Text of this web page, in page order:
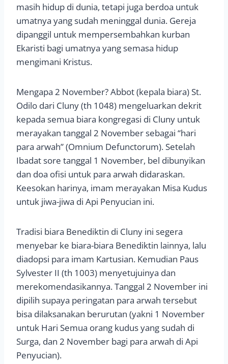
masih hidup di dunia, tetapi juga berdoa untuk
umatnya yang sudah meninggal dunia. Gereja
dipanggil untuk mempersembahkan kurban
Ekaristi bagi umatnya yang semasa hidup
mengimani Kristus.
Mengapa 2 November? Abbot (kepala biara) St.
Odilo dari Cluny (th 1048) mengeluarkan dekrit
kepada semua biara kongregasi di Cluny untuk
merayakan tanggal 2 November sebagai “hari
para arwah” (Omnium Defunctorum). Setelah
Ibadat sore tanggal 1 November, bel dibunyikan
dan doa ofisi untuk para arwah didaraskan.
Keesokan harinya, imam merayakan Misa Kudus
untuk jiwa-jiwa di Api Penyucian ini.
Tradisi biara Benediktin di Cluny ini segera
menyebar ke biara-biara Benediktin lainnya, lalu
diadopsi para imam Kartusian. Kemudian Paus
Sylvester II (th 1003) menyetujuinya dan
merekomendasikannya. Tanggal 2 November ini
dipilih supaya peringatan para arwah tersebut
bisa dilaksanakan berurutan (yakni 1 November
untuk Hari Semua orang kudus yang sudah di
Surga, dan 2 November bagi para arwah di Api
Penyucian).